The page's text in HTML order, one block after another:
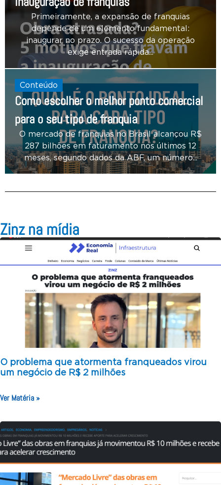
Primeiramente, a expansão de franquias
depende de um elemento fundamental:
inaugurar no prazo. O sucesso da operação
exige entrada rápida...
Conteúdo
Como escolher o melhor ponto comercial
para o seu tipo de franquia
O mercado de franquias no Brasil alcançou R$
287 bilhões em faturamento nos últimos 12
meses, segundo dados da ABF, um número...
Zinz na mídia
O problema que atormenta franqueados virou
um negócio de R$ 2 milhões
Ver Matéria »